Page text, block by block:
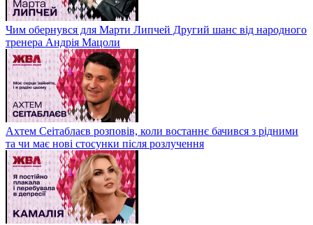
Чим обернувся для Марти Липчей Другий шанс від народного
тренера Андрія Мацоли
Ахтем Сеітаблаєв розповів, коли востаннє бачився з рідними
та чи має нові стосунки після розлучення